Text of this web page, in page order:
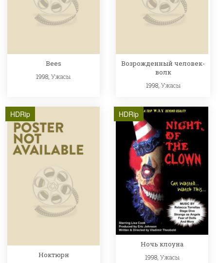
Bees
1998,Ужасы
Возрожденный человек-
волк
1998, Ужасы
HDRip
Ноктюрн
HDRip
Ночь клоуна
1998, Ужасы